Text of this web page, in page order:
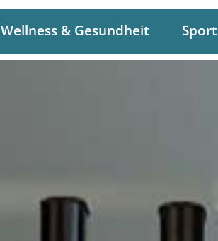
Wellness & Gesundheit Sport